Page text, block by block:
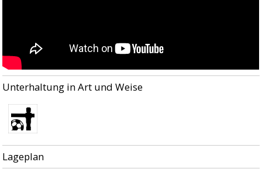
Unterhaltung in Art und Weise
Lageplan